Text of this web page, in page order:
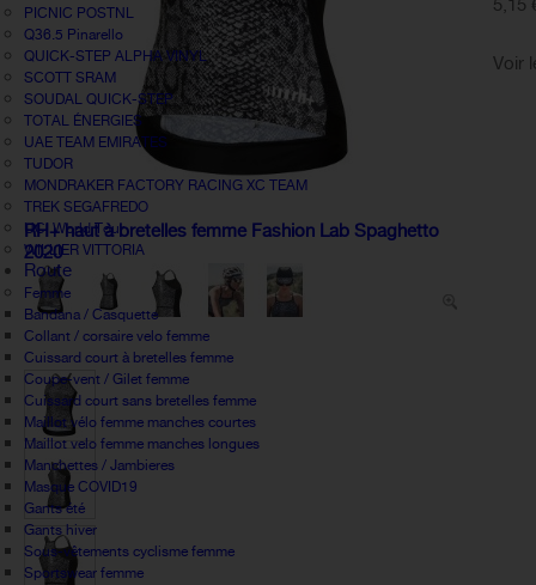
PICNIC POSTNL
Q36.5 Pinarello
QUICK-STEP ALPHA VINYL
SCOTT SRAM
SOUDAL QUICK-STEP
TOTAL ÉNERGIES
UAE TEAM EMIRATES
TUDOR
MONDRAKER FACTORY RACING XC TEAM
TREK SEGAFREDO
UCI World Tour
WILLIER VITTORIA
Route
Femme
Bandana / Casquette
Collant / corsaire velo femme
Cuissard court à bretelles femme
Coupe-vent / Gilet femme
Cuissard court sans bretelles femme
Maillot vélo femme manches courtes
Maillot velo femme manches longues
Manchettes / Jambieres
Masque COVID19
Gants été
Gants hiver
Sous-vêtements cyclisme femme
Sportswear femme
RH+ haut à bretelles femme Fashion Lab Spaghetto
2020
5,15
Voir